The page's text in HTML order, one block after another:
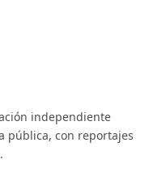
independiente
pública, con reportajes